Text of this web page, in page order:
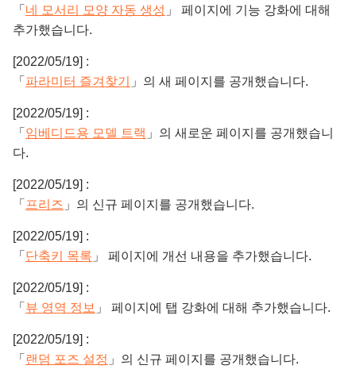
「 네 모서리 모양 자동 생성 」 페이지에 기능 강화에 대해
추가했습니다.
[2022/05/19] :
「 파라미터 즐겨찾기 」의 새 페이지를 공개했습니다.
[2022/05/19] :
「 임베디드용 모델 트랙 」의 새로운 페이지를 공개했습니
다.
[2022/05/19] :
「 프리즈 」의 신규 페이지를 공개했습니다.
[2022/05/19] :
「 단축키 목록 」 페이지에 개선 내용을 추가했습니다.
[2022/05/19] :
「 뷰 영역 정보 」 페이지에 탭 강화에 대해 추가했습니다.
[2022/05/19] :
「 랜덤 포즈 설정 」의 신규 페이지를 공개했습니다.